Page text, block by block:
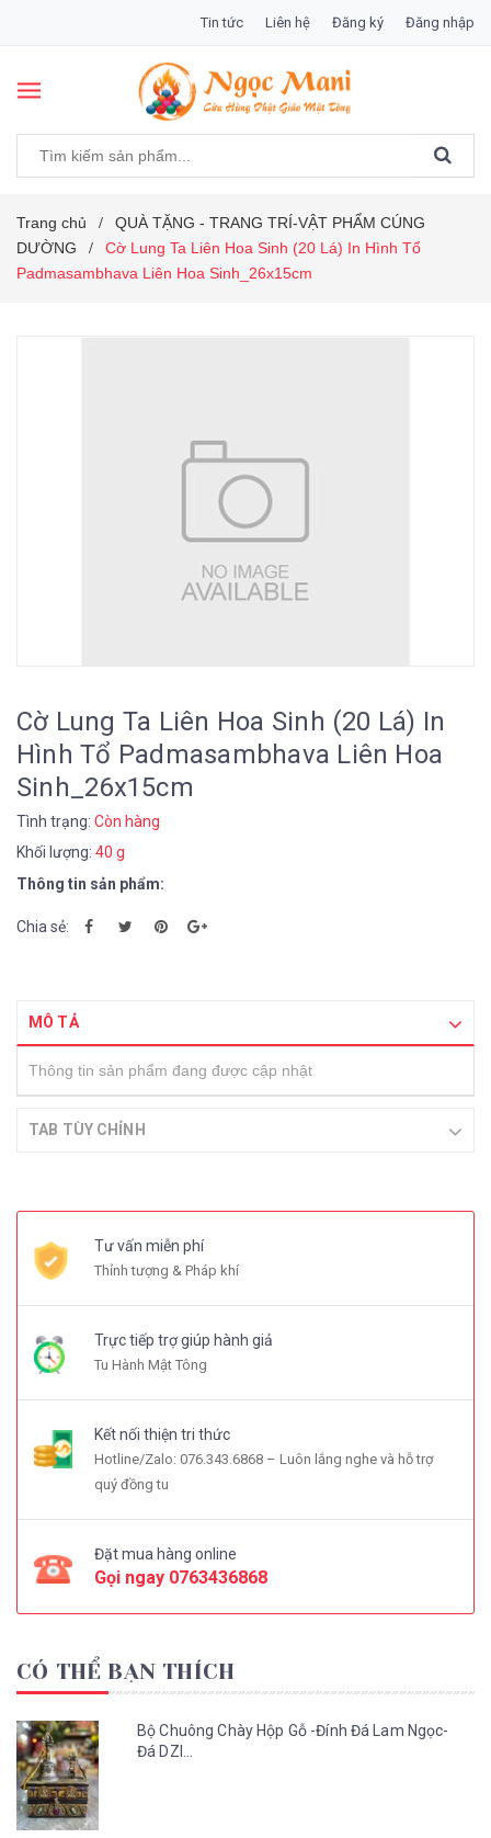
Tin tức Liên hệ Đăng ký Đăng nhập
Trang chủ /
QUÀ TẶNG - TRANG TRÍ-VẬT PHẨM CÚNG
DƯỜNG
/
Cờ Lung Ta Liên Hoa Sinh (20 Lá) In Hình Tổ
Padmasambhava Liên Hoa Sinh_26x15cm
Cờ Lung Ta Liên Hoa Sinh (20 Lá) In
Hình Tổ Padmasambhava Liên Hoa
Sinh_26x15cm
Tình trạng: Còn hàng
Khối lượng: 40 g
Thông tin sản phẩm:
Chia sẻ:
MÔ TẢ
Thông tin sản phẩm đang được cập nhật
TAB TÙY CHỈNH
Tư vấn miễn phí
Thỉnh tượng & Pháp khí
Trực tiếp trợ giúp hành giả
Tu Hành Mật Tông
Kết nối thiện tri thức
Hotline/Zalo: 076.343.6868 – Luôn lắng nghe và hỗ trợ
quý đồng tu
Đặt mua hàng online
Gọi ngay 0763436868
CÓ THỂ BẠN THÍCH
Bộ Chuông Chày Hộp Gỗ -Đính Đá Lam Ngọc-
Đá DZI...